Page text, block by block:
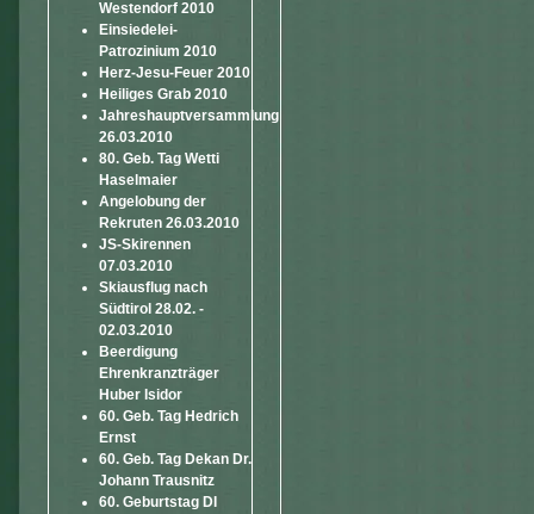
Westendorf 2010
Einsiedelei-
Patrozinium 2010
Herz-Jesu-Feuer 2010
Heiliges Grab 2010
Jahreshauptversammlung
26.03.2010
80. Geb. Tag Wetti
Haselmaier
Angelobung der
Rekruten 26.03.2010
JS-Skirennen
07.03.2010
Skiausflug nach
Südtirol 28.02. -
02.03.2010
Beerdigung
Ehrenkranzträger
Huber Isidor
60. Geb. Tag Hedrich
Ernst
60. Geb. Tag Dekan Dr.
Johann Trausnitz
60. Geburtstag DI